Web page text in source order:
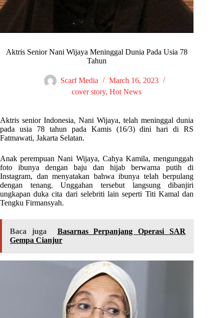
Aktris Senior Nani Wijaya Meninggal Dunia Pada Usia 78
Tahun
Scarf Media
March 16, 2023
cover story,Hot News
Aktris senior Indonesia, Nani Wijaya, telah meninggal dunia
pada usia 78 tahun pada Kamis (16/3) dini hari di RS
Fatmawati, Jakarta Selatan.
Anak perempuan Nani Wijaya, Cahya Kamila, mengunggah
foto ibunya dengan baju dan hijab berwarna putih di
Instagram, dan menyatakan bahwa ibunya telah berpulang
dengan tenang. Unggahan tersebut langsung dibanjiri
ungkapan duka cita dari selebriti lain seperti Titi Kamal dan
Tengku Firmansyah.
Baca juga
Basarnas Perpanjang Operasi SAR
Gempa Cianjur